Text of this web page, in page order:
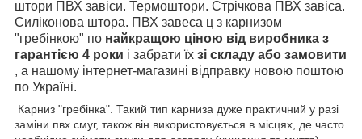
штори ПВХ завіси. Термоштори. Стрічкова ПВХ завіса.
Силіконова штора. ПВХ завеса ц з карнизом
"гребінкою" по найкращою ціною від виробника з
гарантією 4 роки і забрати їх зі складу або замовити
, а нашому інтернет-магазині відправку новою поштою
по Україні.
Карниз "гребінка". Такий тип карниза дуже практичний у разі
заміни пвх смуг, також він використовується в місцях, де часто